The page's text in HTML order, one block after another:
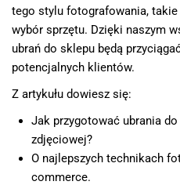
tego stylu fotografowania,
wybór sprzętu. Dzięki naszym
ubrań do sklepu będą
potencjalnych klientów.
Z artykułu dowiesz się:
Jak przygotować ubrania
zdjęciowej?
O najlepszych technikach
commerce.